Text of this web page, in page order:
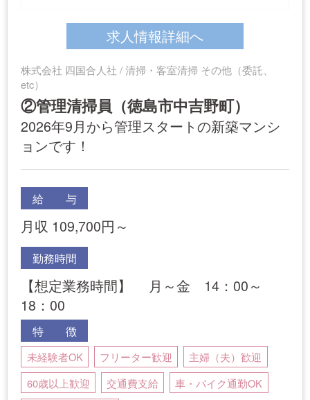
求人情報詳細へ
株式会社 四国合人社 / 清掃・客室清掃 その他（委託、
etc）
②管理清掃員（徳島市中吉野町）
2026年9月から管理スタートの新築マンシ
ョンです！
給 与
月収 109,700円～
勤務時間
【想定業務時間】 月～金 14：00～
18：00
特 徴
未経験者OK フリーター歓迎
主婦（夫）歓迎
60歳以上歓迎
交通費支給
車・バイク通勤OK